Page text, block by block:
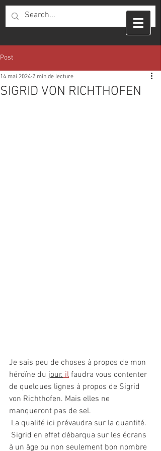
Post
SIGRID VON RICHTHOFEN
14 mai 2024 2 min de lecture
Je sais peu de choses à propos de mon
héroïne du jour. il faudra vous contenter
de quelques lignes à propos de Sigrid
von Richthofen. Mais elles ne
manqueront pas de sel.
La qualité ici prévaudra sur la quantité.
Sigrid en effet débarqua sur les écrans
à un âge ou non seulement bon nombre